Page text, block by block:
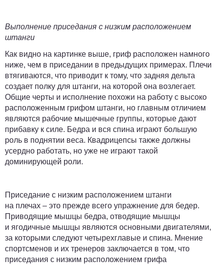
Выполнение приседания с низким расположением
штанги
Как видно на картинке выше, гриф расположен намного
ниже, чем в приседании в предыдущих примерах. Плечи
втягиваются, что приводит к тому, что задняя дельта
создает полку для штанги, на которой она возлегает.
Общие черты и исполнение похожи на работу с высоко
расположенным грифом штанги, но главным отличием
являются рабочие мышечные группы, которые дают
прибавку к силе. Бедра и вся спина играют большую
роль в поднятии веса. Квадрицепсы также должны
усердно работать, но уже не играют такой
доминирующей роли.
Приседание с низким расположением штанги
на плечах – это прежде всего упражнение для бедер.
Приводящие мышцы бедра, отводящие мышцы
и ягодичные мышцы являются основными двигателями,
за которыми следуют четырехглавые и спина. Мнение
спортсменов и их тренеров заключается в том, что
приседания с низким расположением грифа